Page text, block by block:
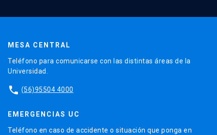
MESA CENTRAL
Teléfono para comunicarse con las distintas áreas de la
Universidad.
phone (56)95504 4000
EMERGENCIAS UC
Teléfono en caso de accidente o situación que ponga en